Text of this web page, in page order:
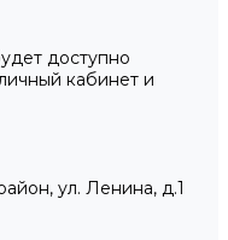
доступно
кабинет и
ул. Ленина, д.1